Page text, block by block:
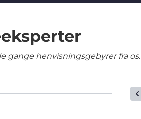
gange henvisningsgebyrer fra os.